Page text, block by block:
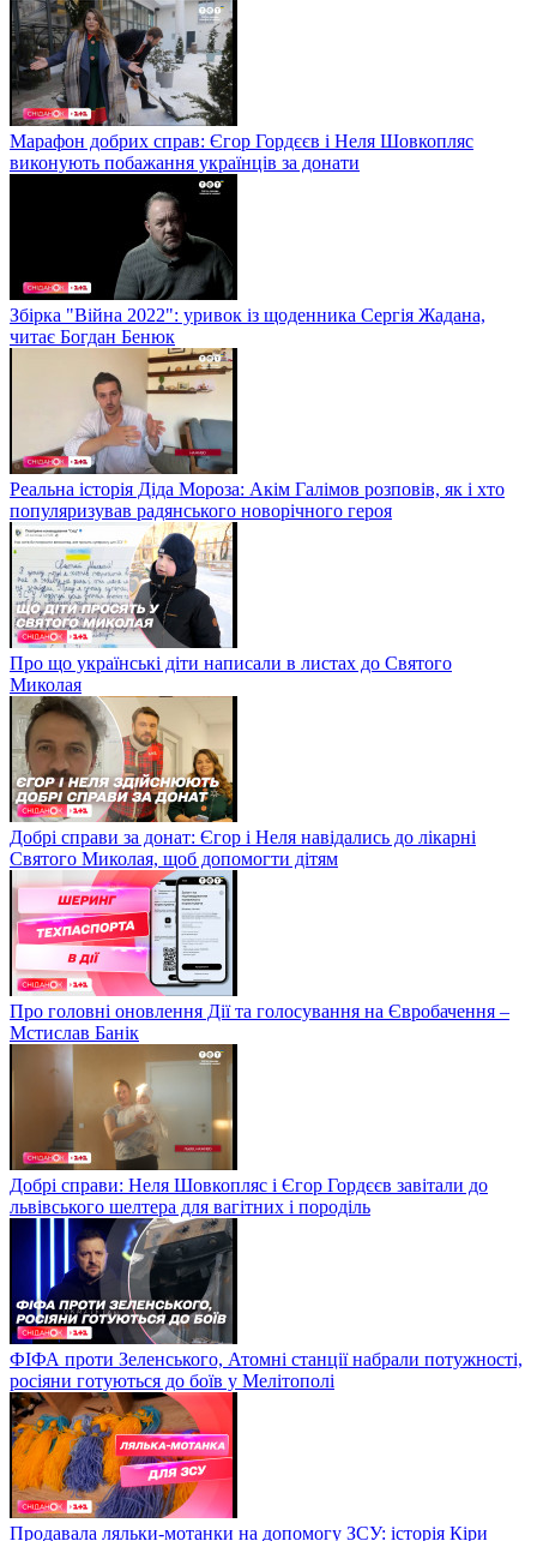
Марафон добрих справ: Єгор Гордєєв і Неля Шовкопляс
виконують побажання українців за донати
Збірка "Війна 2022": уривок із щоденника Сергія Жадана,
читає Богдан Бенюк
Реальна історія Діда Мороза: Акім Галімов розповів, як і хто
популяризував радянського новорічного героя
Про що українські діти написали в листах до Святого
Миколая
Добрі справи за донат: Єгор і Неля навідались до лікарні
Святого Миколая, щоб допомогти дітям
Про головні оновлення Дії та голосування на Євробачення –
Мстислав Банік
Добрі справи: Неля Шовкопляс і Єгор Гордєєв завітали до
львівського шелтера для вагітних і породіль
ФІФА проти Зеленського, Атомні станції набрали потужності,
росіяни готуються до боїв у Мелітополі
Продавала ляльки-мотанки на допомогу ЗСУ: історія Кіри